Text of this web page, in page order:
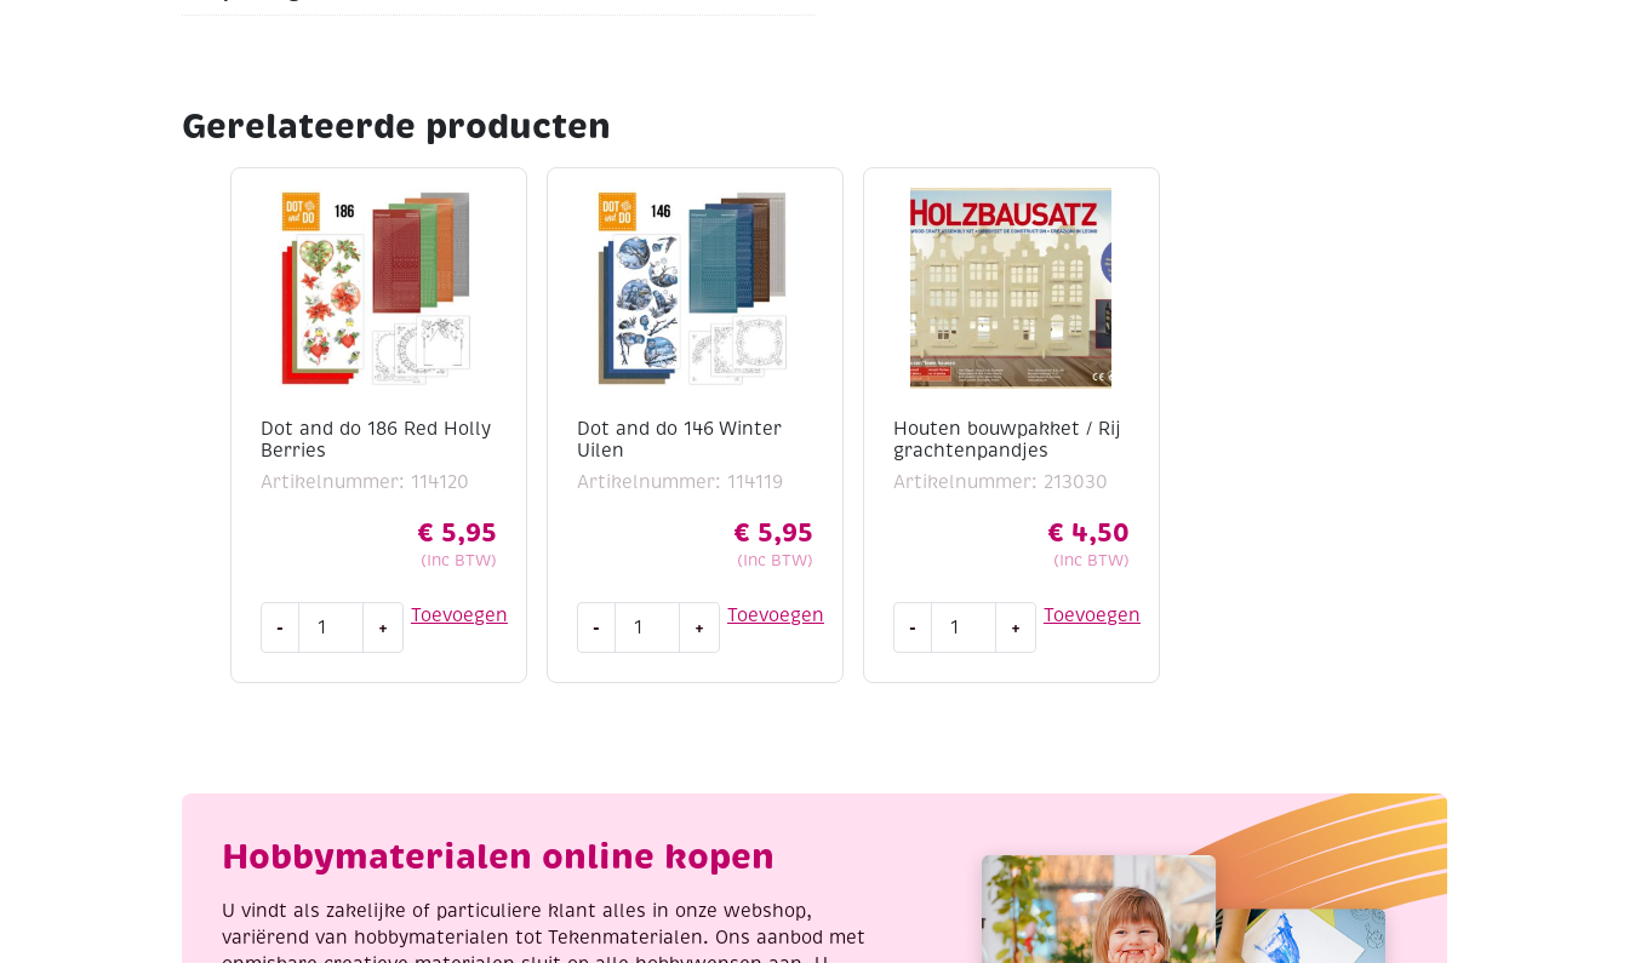
Gerelateerde producten
Dot and do 186 Red Holly
Berries
Artikelnummer: 114120
€ 5,95
(Inc BTW)
Toevoegen
-
aantal
+
Dot and do 146 Winter
Uilen
Artikelnummer: 114119
€ 5,95
(Inc BTW)
Toevoegen
- +
Houten bouwpakket / Rij
grachtenpandjes
Artikelnummer: 213030
€ 4,50
(Inc BTW)
Toevoegen
-
bouwpakket
+
Hobbymaterialen online kopen
U vindt als zakelijke of particuliere klant alles in onze webshop,
variërend van hobbymaterialen tot Tekenmaterialen. Ons aanbod met